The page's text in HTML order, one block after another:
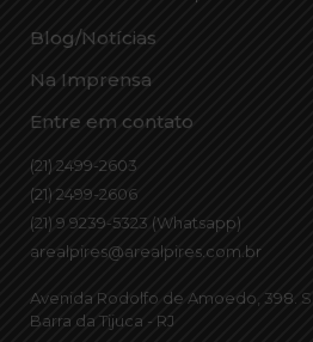
Blog/Notícias
Na Imprensa
Entre em contato
(21) 2499-2603
(21) 2499-2606
(21) 9 9239-5323 (Whatsapp)
arealpires@arealpires.com.br
Avenida Rodolfo de Amoedo, 398.
Barra da Tijuca - RJ